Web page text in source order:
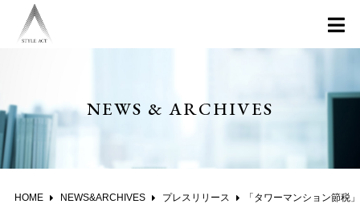
NEWS & ARCHIVES
HOME NEWS&ARCHIVES プレスリリース 「タワーマンション節税」商標登録のお知らせ